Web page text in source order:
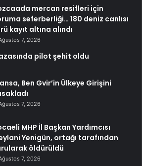
mercan resifleri için
seferberliği… 180 deniz canlısı
kayıt altına alındı
7, 2026
pilot şehit oldu
Ben Gvir’in Ülkeye Girişini
7, 2026
MHP İl Başkan Yardımcısı
Yenigün, ortağı tarafından
öldürüldü
7, 2026